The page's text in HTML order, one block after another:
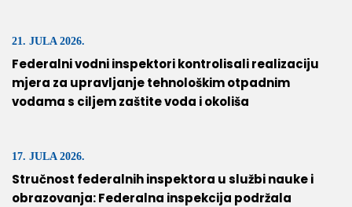
21. JULA 2026.
Federalni vodni inspektori kontrolisali realizaciju
mjera za upravljanje tehnološkim otpadnim
vodama s ciljem zaštite voda i okoliša
17. JULA 2026.
Stručnost federalnih inspektora u službi nauke i
obrazovanja: Federalna inspekcija podržala